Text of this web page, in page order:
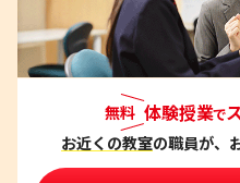
無料 体験授業で
お近くの教室の職員が、